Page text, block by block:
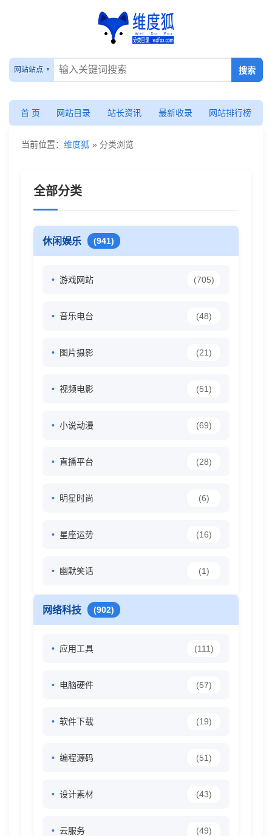
分
浏
度
狐
网站站点
首 页 网站目录 站长资讯 最新收录 网站排行榜
当前位置： 维度狐 » 分类浏览
全部分类
休闲娱乐 (941)
游戏网站 (705)
音乐电台 (48)
图片摄影 (21)
视频电影 (51)
小说动漫 (69)
直播平台 (28)
明星时尚 (6)
星座运势 (16)
幽默笑话 (1)
网络科技 (902)
应用工具 (111)
电脑硬件 (57)
软件下载 (19)
编程源码 (51)
设计素材 (43)
云服务 (49)